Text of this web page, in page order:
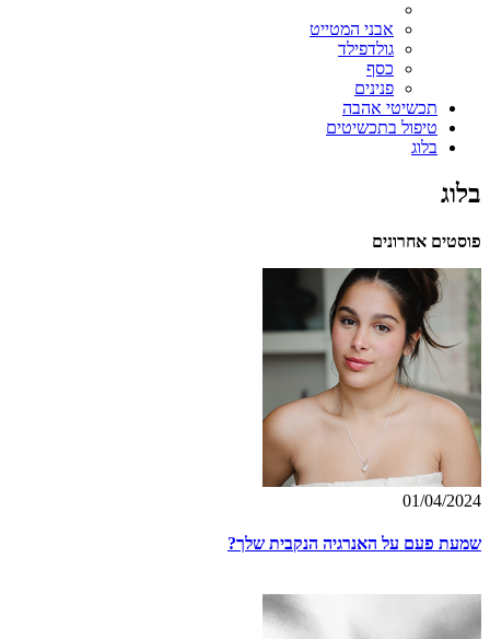
אבני המטייט
גולדפילד
כסף
פנינים
תכשיטי אהבה
טיפול בתכשיטים
בלוג
בלוג
פוסטים אחרונים
01/04/2024
שמעת פעם על האנרגיה הנקבית שלך?